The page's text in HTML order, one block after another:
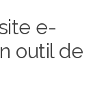
e-
outil de